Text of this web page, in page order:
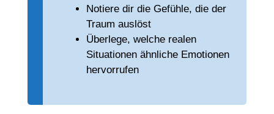
Notiere dir die Gefühle, die der
Traum auslöst
Überlege, welche realen
Situationen ähnliche Emotionen
hervorrufen